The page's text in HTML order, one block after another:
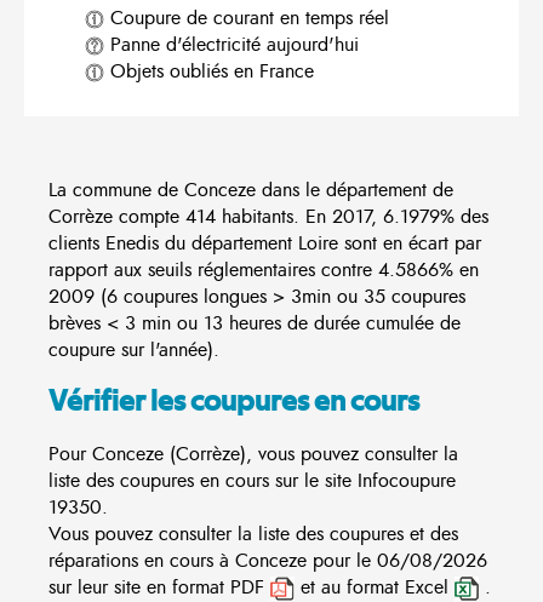
Coupure de courant en temps réel
Panne d'électricité aujourd'hui
Objets oubliés en France
La commune de Conceze dans le département de
Corrèze compte 414 habitants. En 2017, 6.1979% des
clients Enedis du département Loire sont en écart par
rapport aux seuils réglementaires contre 4.5866% en
2009 (6 coupures longues > 3min ou 35 coupures
brèves < 3 min ou 13 heures de durée cumulée de
coupure sur l'année).
Vérifier les coupures en cours
Pour Conceze (Corrèze), vous pouvez consulter la
liste des coupures en cours sur le site Infocoupure
19350.
Vous pouvez consulter la liste des coupures et des
réparations en cours à Conceze pour le 06/08/2026
sur leur site en format PDF
et au format Excel .